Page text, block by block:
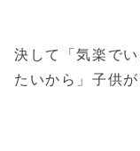
決して「気楽で
たいから」子供